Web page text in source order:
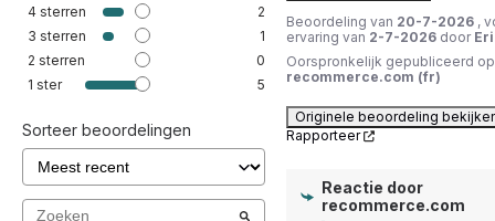
4 sterren
2
3 sterren
1
2 sterren
0
1 ster 5
Sorteer beoordelingen
Beoordeling van 20-7-2026 ,
ervaring van 2-7-2026 door
Oorspronkelijk gepubliceerd op
recommerce.com (fr)
Originele beoordeling
Rapporteer
Reactie door
recommerce.com